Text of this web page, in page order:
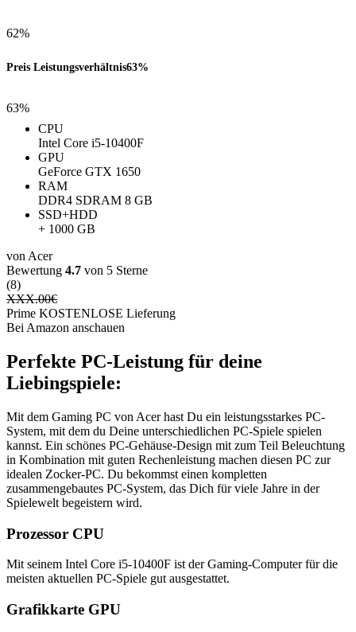
62%
Preis Leistungsverhältnis63%
63%
CPU
Intel Core i5-10400F
GPU
GeForce GTX 1650
RAM
‎DDR4 SDRAM ‎8 GB
SSD+HDD
+ 1000 GB
von ‎Acer
Bewertung 4.7 von 5 Sterne
(8)
XXX.00€
Prime KOSTENLOSE Lieferung
Bei Amazon anschauen
Perfekte PC-Leistung für deine
Liebingspiele:
Mit dem Gaming PC von ‎Acer hast Du ein leistungsstarkes PC-
System, mit dem du Deine unterschiedlichen PC-Spiele spielen
kannst. Ein schönes PC-Gehäuse-Design mit zum Teil Beleuchtung
in Kombination mit guten Rechenleistung machen diesen PC zur
idealen Zocker-PC. Du bekommst einen kompletten
zusammengebautes PC-System, das Dich für viele Jahre in der
Spielewelt begeistern wird.
Prozessor CPU
Mit seinem Intel Core i5-10400F ist der Gaming-Computer für die
meisten aktuellen PC-Spiele gut ausgestattet.
Grafikkarte GPU